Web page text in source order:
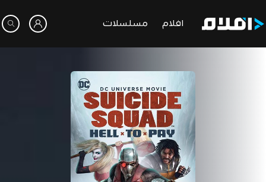
افلام مسلسلات